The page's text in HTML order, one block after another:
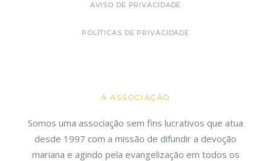
AVISO DE PRIVACIDADE
POLÍTICAS DE PRIVACIDADE
A ASSOCIAÇÃO
Somos uma associação sem fins lucrativos que atua
desde 1997 com a missão de difundir a devoção
mariana e agindo pela evangelização em todos os